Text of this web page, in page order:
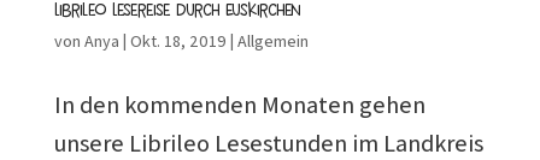
Librileo Lesereise durch Euskirchen
von Anya | Okt. 18, 2019 | Allgemein
In den kommenden Monaten gehen
unsere Librileo Lesestunden im Landkreis